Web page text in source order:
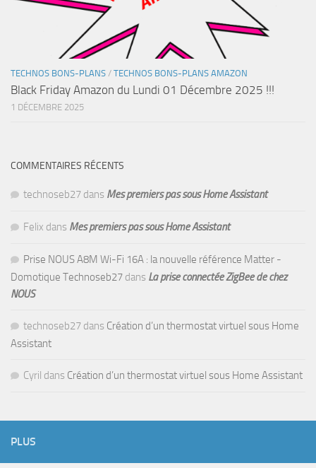
TECHNOS BONS-PLANS / TECHNOS BONS-PLANS AMAZON
Black Friday Amazon du Lundi 01 Décembre 2025 !!!
1 DÉCEMBRE 2025
COMMENTAIRES RÉCENTS
technoseb27 dans Mes premiers pas sous Home Assistant
Felix dans Mes premiers pas sous Home Assistant
Prise NOUS A8M Wi-Fi 16A : la nouvelle référence Matter -
Domotique Technoseb27 dans La prise connectée ZigBee de chez
NOUS
technoseb27 dans Création d’un thermostat virtuel sous Home
Assistant
Cyril dans Création d’un thermostat virtuel sous Home Assistant
PLUS